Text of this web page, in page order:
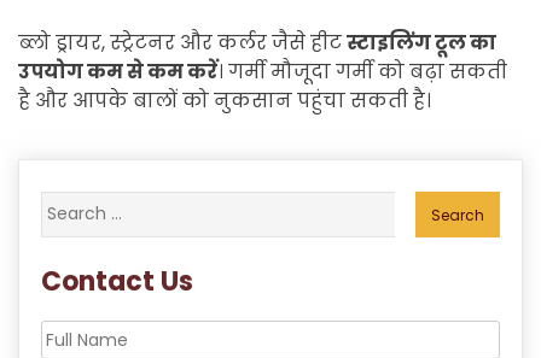
ब्लो ड्रायर, स्ट्रेटनर और कर्लर जैसे हीटस्टाइलिंग टूल का
उपयोग कम से कम करें। गर्मी मौजूदा गर्मी को बढ़ा सकती
है और आपके बालों को नुकसान पहुंचा सकती है।
Search
for:
Contact Us